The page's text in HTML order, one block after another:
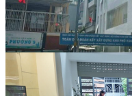
Nhà phố
23 Tỷ